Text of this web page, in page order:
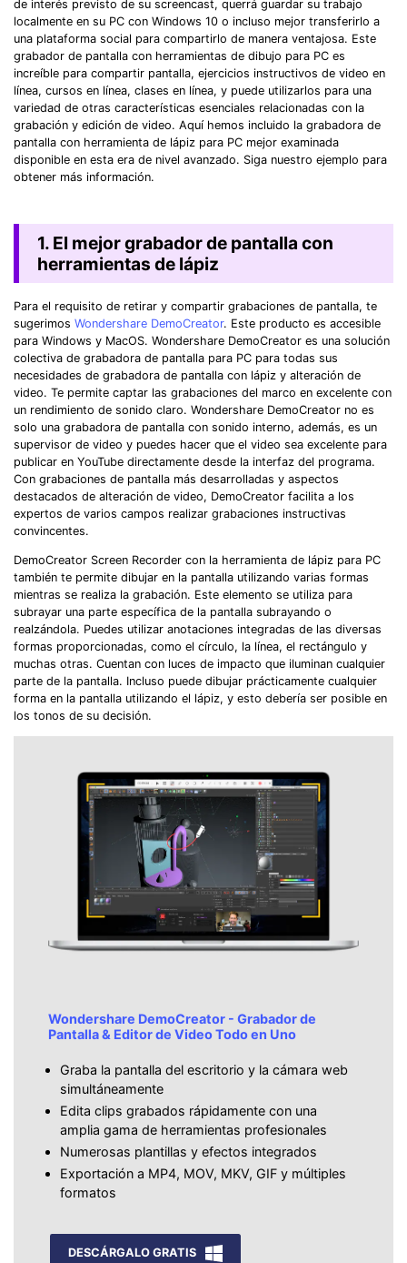
de interés previsto de su screencast, querrá guardar su trabajo
localmente en su PC con Windows 10 o incluso mejor transferirlo a
una plataforma social para compartirlo de manera ventajosa. Este
grabador de pantalla con herramientas de dibujo para PC es
increíble para compartir pantalla, ejercicios instructivos de video en
línea, cursos en línea, clases en línea, y puede utilizarlos para una
variedad de otras características esenciales relacionadas con la
grabación y edición de video. Aquí hemos incluido la grabadora de
pantalla con herramienta de lápiz para PC mejor examinada
disponible en esta era de nivel avanzado. Siga nuestro ejemplo para
obtener más información.
1. El mejor grabador de pantalla con
herramientas de lápiz
Para el requisito de retirar y compartir grabaciones de pantalla, te
sugerimos Wondershare DemoCreator. Este producto es accesible
para Windows y MacOS. Wondershare DemoCreator es una solución
colectiva de grabadora de pantalla para PC para todas sus
necesidades de grabadora de pantalla con lápiz y alteración de
video. Te permite captar las grabaciones del marco en excelente con
un rendimiento de sonido claro. Wondershare DemoCreator no es
solo una grabadora de pantalla con sonido interno, además, es un
supervisor de video y puedes hacer que el video sea excelente para
publicar en YouTube directamente desde la interfaz del programa.
Con grabaciones de pantalla más desarrolladas y aspectos
destacados de alteración de video, DemoCreator facilita a los
expertos de varios campos realizar grabaciones instructivas
convincentes.
DemoCreator Screen Recorder con la herramienta de lápiz para PC
también te permite dibujar en la pantalla utilizando varias formas
mientras se realiza la grabación. Este elemento se utiliza para
subrayar una parte específica de la pantalla subrayando o
realzándola. Puedes utilizar anotaciones integradas de las diversas
formas proporcionadas, como el círculo, la línea, el rectángulo y
muchas otras. Cuentan con luces de impacto que iluminan cualquier
parte de la pantalla. Incluso puede dibujar prácticamente cualquier
forma en la pantalla utilizando el lápiz, y esto debería ser posible en
los tonos de su decisión.
Wondershare DemoCreator - Grabador de
Pantalla & Editor de Video Todo en Uno
Graba la pantalla del escritorio y la cámara web
simultáneamente
Edita clips grabados rápidamente con una
amplia gama de herramientas profesionales
Numerosas plantillas y efectos integrados
Exportación a MP4, MOV, MKV, GIF y múltiples
formatos
DESCÁRGALO GRATIS